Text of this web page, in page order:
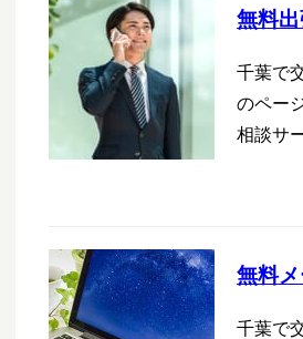
無料
千葉で
のペー
相談サ
無料
千葉で